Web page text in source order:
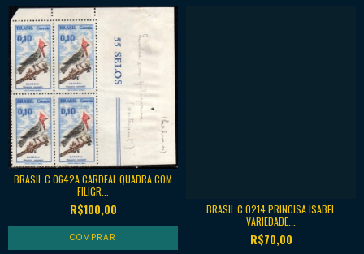
BRASIL C 0642A CARDEAL QUADRA COM
FILIGR...
R$100,00
BRASIL C 0214 PRINCISA ISABEL
VARIEDADE...
R$70,00